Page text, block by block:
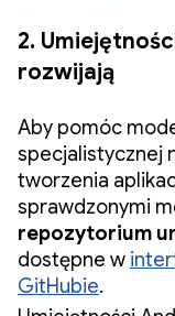
2.
rozwijają
Aby pomóc
specjalistycznej
tworzenia
sprawdzonymi
repozytorium
dostępne w
GitHubie.